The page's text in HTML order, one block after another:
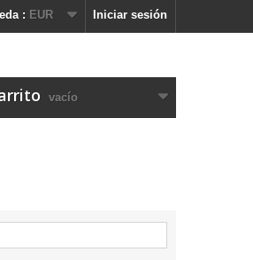
Iniciar sesión
: EUR
vacío